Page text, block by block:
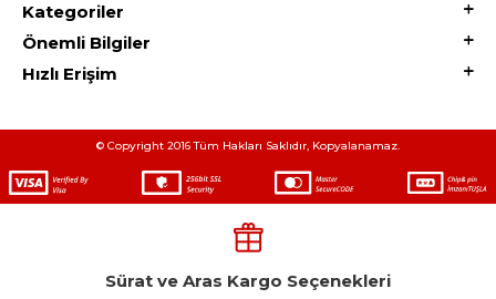
Kategoriler
Önemli Bilgiler
Hızlı Erişim
© Copyright 2016 Tüm Hakları Saklıdır, Kopyalanamaz.
Sürat ve Aras Kargo Seçenekleri